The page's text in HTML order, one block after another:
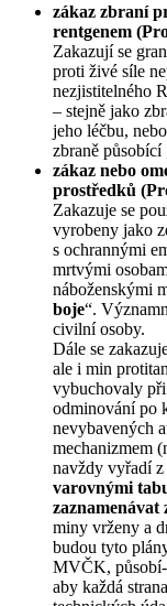
zákaz zbraní
rentgenem
Zakazují se
proti živé síle
nezjistitelného
– stejně jako
jeho léčbu,
zbraně působící
zákaz nebo
prostředků
Zakazuje se
vyrobeny jako
s ochrannými
mrtvými
náboženskými
boje“.
civilní osoby.
Dále se
ale i min
vybuchovaly
odminování po
nevybavených
mechanizmem
navždy vyřadí z
varovnými
zaznamenávat
miny vrženy a
budou tyto
MVČK, působí-
aby každá